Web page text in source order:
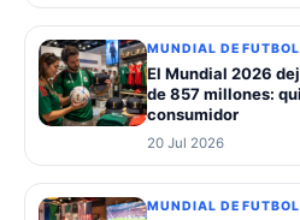
MUNDIAL DE
El Mundial 2026
de 857 millones:
consumidor
20 Jul 2026
MUNDIAL DE